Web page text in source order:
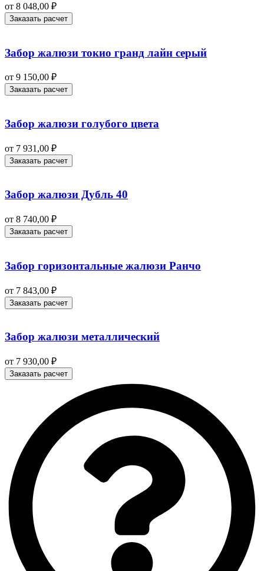
от 8 048,00 ₽
Заказать расчет
Забор жалюзи токио гранд лайн серый
от 9 150,00 ₽
Заказать расчет
Забор жалюзи голубого цвета
от 7 931,00 ₽
Заказать расчет
Забор жалюзи Дубль 40
от 8 740,00 ₽
Заказать расчет
Забор горизонтальные жалюзи Ранчо
от 7 843,00 ₽
Заказать расчет
Забор жалюзи металлический
от 7 930,00 ₽
Заказать расчет